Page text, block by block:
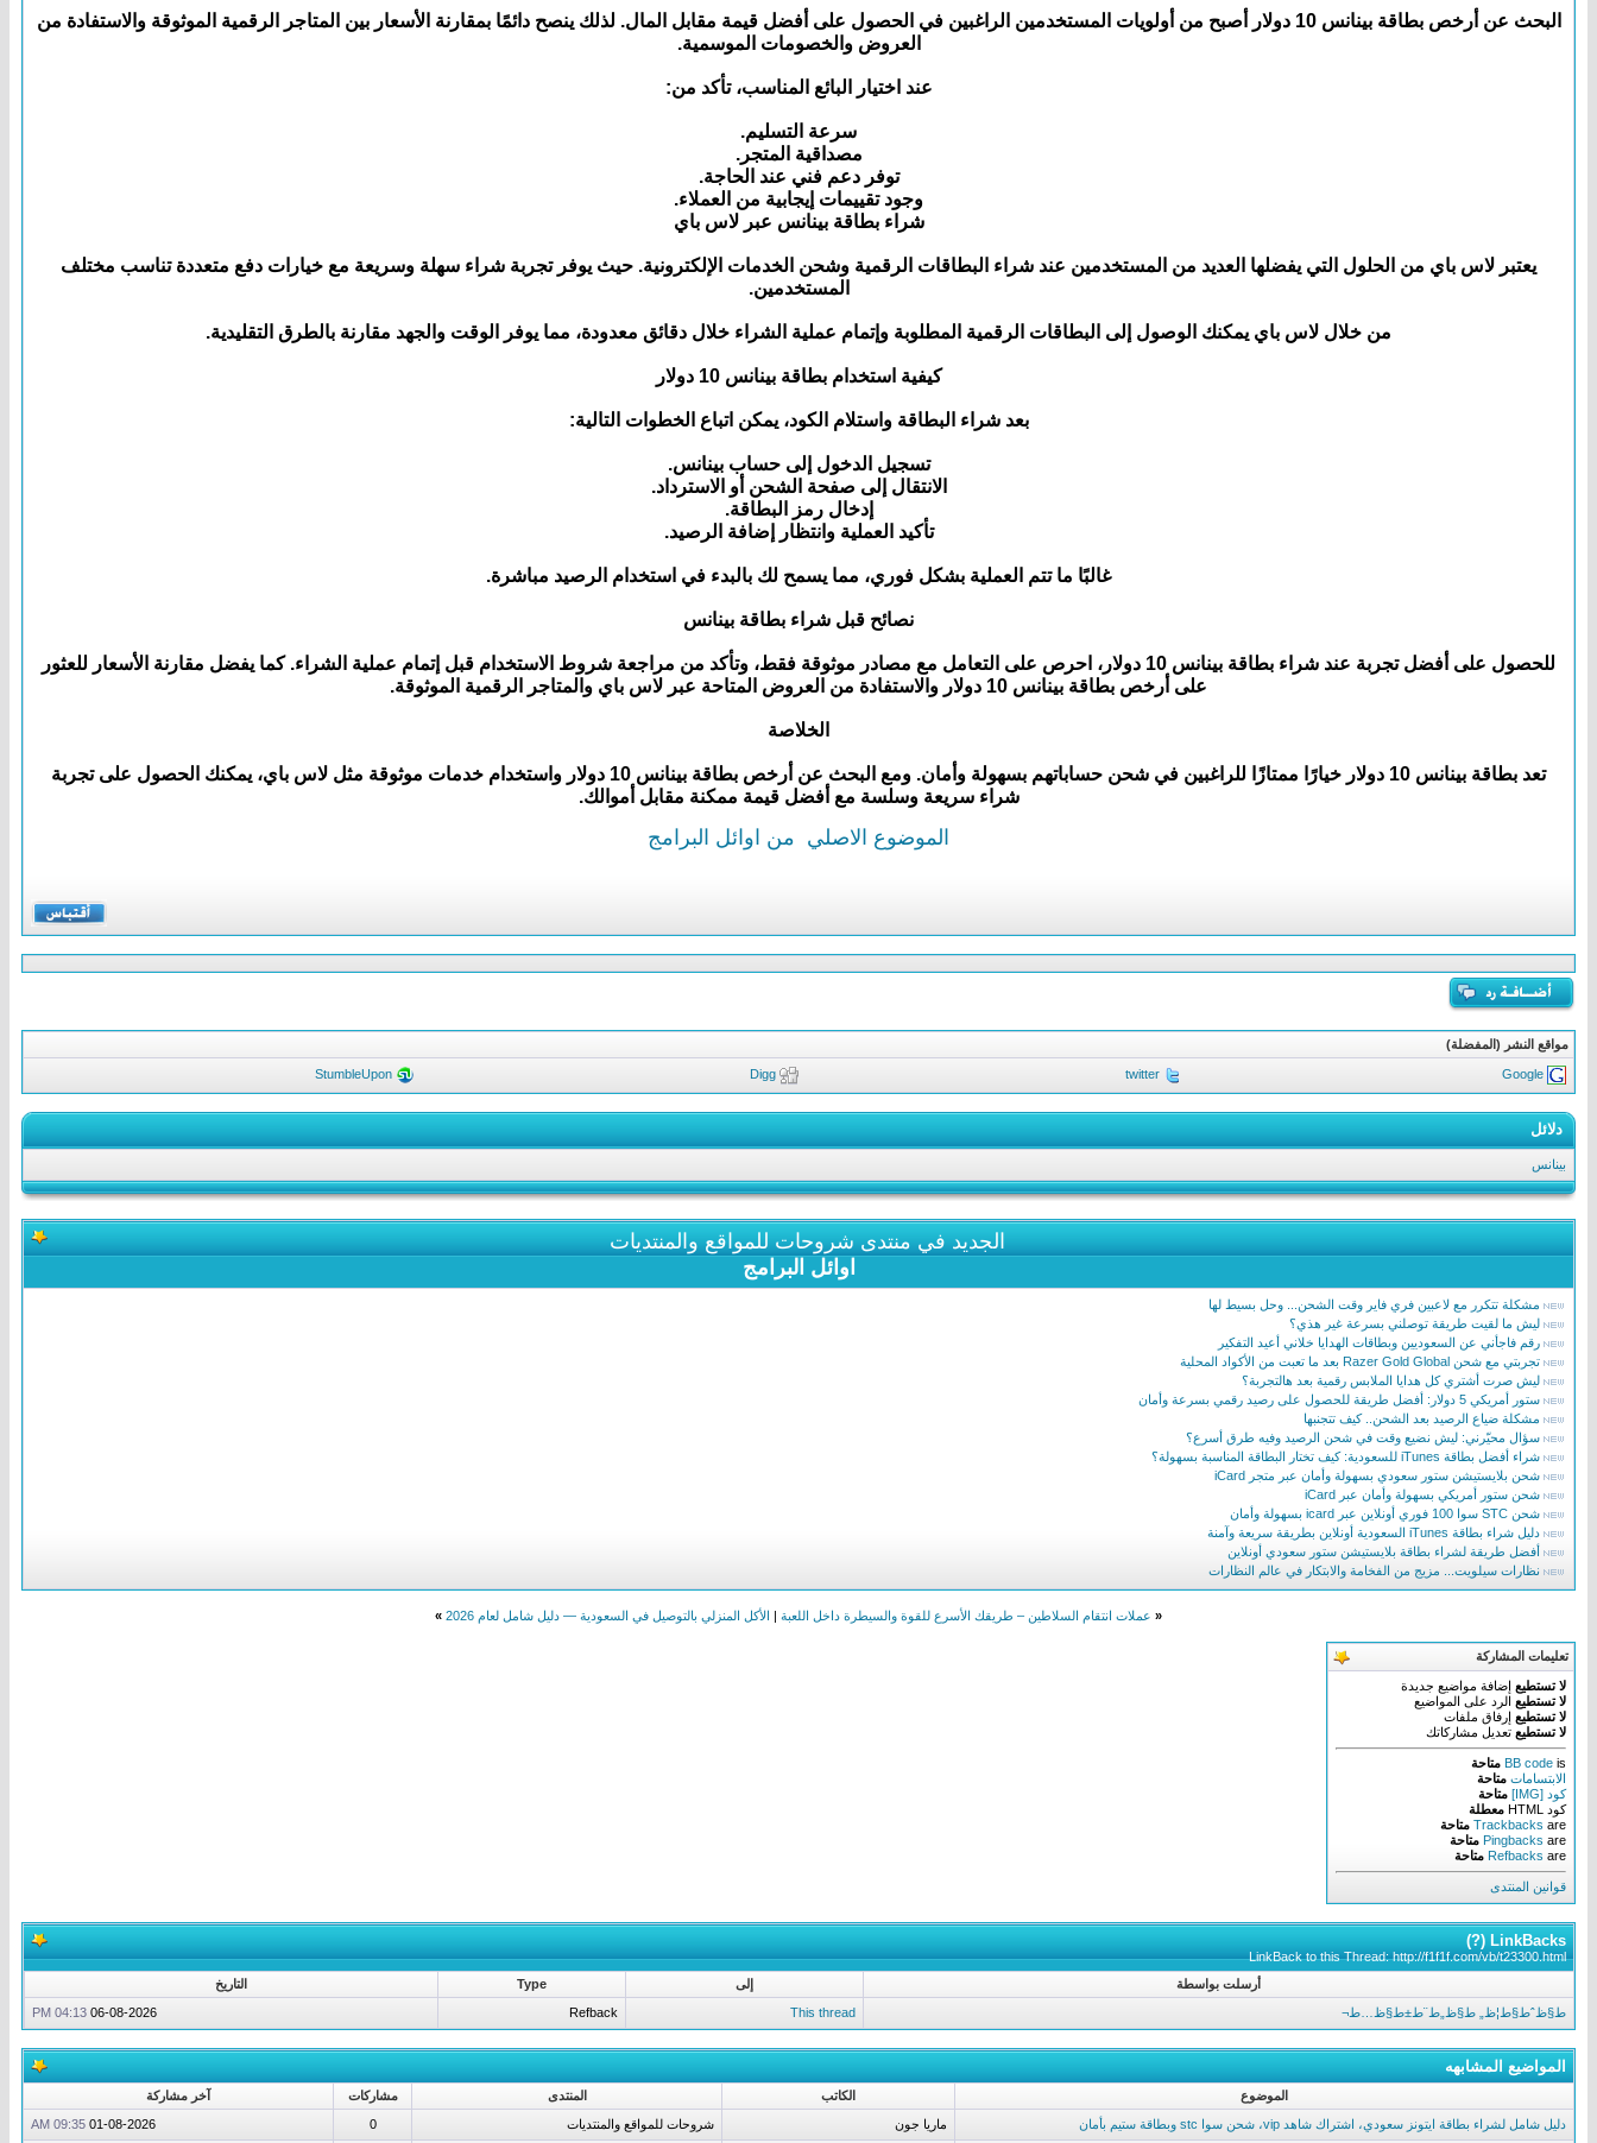
البحث عن أرخص بطاقة بينانس 10 دولار أصبح من أولويات المستخدمين الراغبين في الحصول على أفضل قيمة مقابل المال. لذلك ينصح دائمًا بمقارنة الأسعار بين المتاجر الرقمية الموثوقة والاستفادة من
العروض والخصومات الموسمية.
عند اختيار البائع المناسب، تأكد من:
سرعة التسليم.
مصداقية المتجر.
توفر دعم فني عند الحاجة.
وجود تقييمات إيجابية من العملاء.
شراء بطاقة بينانس عبر لاس باي
يعتبر لاس باي من الحلول التي يفضلها العديد من المستخدمين عند شراء البطاقات الرقمية وشحن الخدمات الإلكترونية. حيث يوفر تجربة شراء سهلة وسريعة مع خيارات دفع متعددة تناسب مختلف
المستخدمين.
من خلال لاس باي يمكنك الوصول إلى البطاقات الرقمية المطلوبة وإتمام عملية الشراء خلال دقائق معدودة، مما يوفر الوقت والجهد مقارنة بالطرق التقليدية.
كيفية استخدام بطاقة بينانس 10 دولار
بعد شراء البطاقة واستلام الكود، يمكن اتباع الخطوات التالية:
تسجيل الدخول إلى حساب بينانس.
الانتقال إلى صفحة الشحن أو الاسترداد.
إدخال رمز البطاقة.
تأكيد العملية وانتظار إضافة الرصيد.
غالبًا ما تتم العملية بشكل فوري، مما يسمح لك بالبدء في استخدام الرصيد مباشرة.
نصائح قبل شراء بطاقة بينانس
للحصول على أفضل تجربة عند شراء بطاقة بينانس 10 دولار، احرص على التعامل مع مصادر موثوقة فقط، وتأكد من مراجعة شروط الاستخدام قبل إتمام عملية الشراء. كما يفضل مقارنة الأسعار للعثور
على أرخص بطاقة بينانس 10 دولار والاستفادة من العروض المتاحة عبر لاس باي والمتاجر الرقمية الموثوقة.
الخلاصة
تعد بطاقة بينانس 10 دولار خيارًا ممتازًا للراغبين في شحن حساباتهم بسهولة وأمان. ومع البحث عن أرخص بطاقة بينانس 10 دولار واستخدام خدمات موثوقة مثل لاس باي، يمكنك الحصول على تجربة
شراء سريعة وسلسة مع أفضل قيمة ممكنة مقابل أموالك.
الموضوع الاصلي من اوائل البرامج
مواقع النشر (المفضلة)
Google
twitter
Digg
StumbleUpon
دلائل
بينانس
الجديد في منتدى شروحات للمواقع والمنتديات
اوائل البرامج
مشكلة تتكرر مع لاعبين فري فاير وقت الشحن... وحل بسيط لها
ليش ما لقيت طريقة توصلني بسرعة غير هذي؟
رقم فاجأني عن السعوديين وبطاقات الهدايا خلاني أعيد التفكير
تجربتي مع شحن Razer Gold Global بعد ما تعبت من الأكواد المحلية
ليش صرت أشتري كل هدايا الملابس رقمية بعد هالتجربة؟
ستور أمريكي 5 دولار: أفضل طريقة للحصول على رصيد رقمي بسرعة وأمان
مشكلة ضياع الرصيد بعد الشحن.. كيف تتجنبها
سؤال محيّرني: ليش نضيع وقت في شحن الرصيد وفيه طرق أسرع؟
شراء أفضل بطاقة iTunes للسعودية: كيف تختار البطاقة المناسبة بسهولة؟
شحن بلايستيشن ستور سعودي بسهولة وأمان عبر متجر iCard
شحن ستور أمريكي بسهولة وأمان عبر iCard
شحن STC سوا 100 فوري أونلاين عبر icard بسهولة وأمان
دليل شراء بطاقة iTunes السعودية أونلاين بطريقة سريعة وآمنة
أفضل طريقة لشراء بطاقة بلايستيشن ستور سعودي أونلاين
نظارات سيلويت... مزيج من الفخامة والابتكار في عالم النظارات
« عملات انتقام السلاطين – طريقك الأسرع للقوة والسيطرة داخل اللعبة | الأكل المنزلي بالتوصيل في السعودية — دليل شامل لعام 2026 »
تعليمات المشاركة
لا تستطيع إضافة مواضيع جديدة
لا تستطيع الرد على المواضيع
لا تستطيع إرفاق ملفات
لا تستطيع تعديل مشاركاتك
BB code is
متاحة
الابتسامات متاحة
كود [IMG]
متاحة
كود HTML
معطلة
Trackbacks are
متاحة
Pingbacks are
متاحة
Refbacks are متاحة
قوانين المنتدى
LinkBacks (
?
)
LinkBack to this Thread: http://f1f1f.com/vb/t23300.html
أرسلت بواسطة
إلى Type
التاريخ
ط§ظˆط§ط¦ظ„ ط§ظ„ط¨ط±ط§ظ…ط¬
This thread
Refback
06-08-2026
04:13 PM
المواضيع المشابهه
الموضوع الكاتب المنتدى مشاركات
آخر مشاركة
دليل شامل لشراء بطاقة ايتونز سعودي، اشتراك شاهد vip، شحن سوا stc وبطاقة ستيم بأمان
ماريا جون شروحات للمواقع والمنتديات 0
01-08-2026
09:35 AM